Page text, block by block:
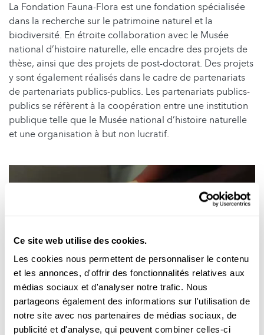
Ce site web utilise des cookies.
Les cookies nous permettent de personnaliser le contenu
et les annonces, d'offrir des fonctionnalités relatives aux
médias sociaux et d'analyser notre trafic. Nous
partageons également des informations sur l'utilisation de
notre site avec nos partenaires de médias sociaux, de
publicité et d'analyse, qui peuvent combiner celles-ci
La Fondation Fauna-Flora est une fondation spécialisée
dans la recherche sur le patrimoine naturel et la
biodiversité. En étroite collaboration avec le Musée
national d’histoire naturelle, elle encadre des projets de
thèse, ainsi que des projets de post-doctorat. Des projets
y sont également réalisés dans le cadre de partenariats
de partenariats publics-publics. Les partenariats publics-
publics se réfèrent à la coopération entre une institution
publique telle que le Musée national d’histoire naturelle
et une organisation à but non lucratif.